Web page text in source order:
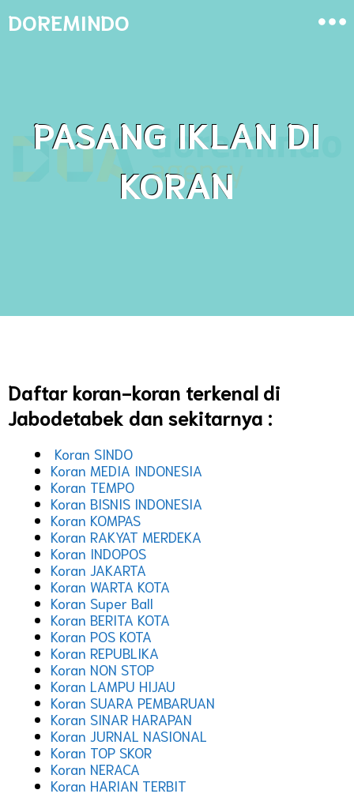
DOREMINDO
PASANG IKLAN DI
KORAN
Daftar koran-koran terkenal di
Jabodetabek dan sekitarnya :
Koran SINDO
Koran MEDIA INDONESIA
Koran TEMPO
Koran BISNIS INDONESIA
Koran KOMPAS
Koran RAKYAT MERDEKA
Koran INDOPOS
Koran JAKARTA
Koran WARTA KOTA
Koran Super Ball
Koran BERITA KOTA
Koran POS KOTA
Koran REPUBLIKA
Koran NON STOP
Koran LAMPU HIJAU
Koran SUARA PEMBARUAN
Koran SINAR HARAPAN
Koran JURNAL NASIONAL
Koran TOP SKOR
Koran NERACA
Koran HARIAN TERBIT